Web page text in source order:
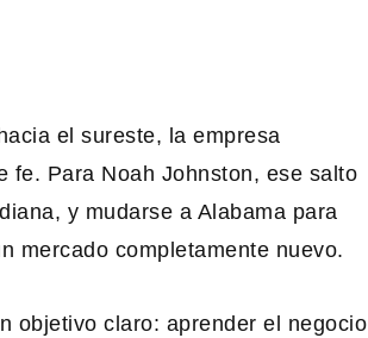
el sureste, la empresa
fe. Para Noah Johnston, ese salto
y mudarse a Alabama para
mercado completamente nuevo.
objetivo claro: aprender el negocio